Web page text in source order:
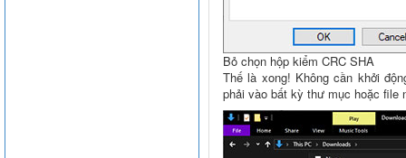
Bỏ chọn hộp kiểm CRC SHA
Thế là xong! Không cần khởi
phải vào bất kỳ thư mục hoặc file